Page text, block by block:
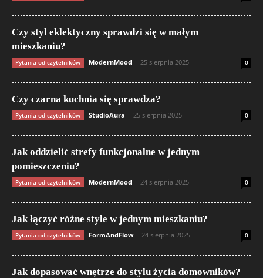
Czy styl eklektyczny sprawdzi się w małym
mieszkaniu?
Pytania od czytelników ModernMood - 25 sierpnia 2025 0
Czy czarna kuchnia się sprawdza?
Pytania od czytelników StudioAura - 25 sierpnia 2025 0
Jak oddzielić strefy funkcjonalne w jednym
pomieszczeniu?
Pytania od czytelników ModernMood - 24 sierpnia 2025 0
Jak łączyć różne style w jednym mieszkaniu?
Pytania od czytelników FormAndFlow - 24 sierpnia 2025 0
Jak dopasować wnętrze do stylu życia domowników?